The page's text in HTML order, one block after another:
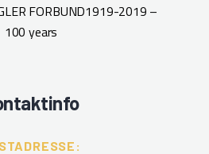
FORBUND1919-2019 –
100 years